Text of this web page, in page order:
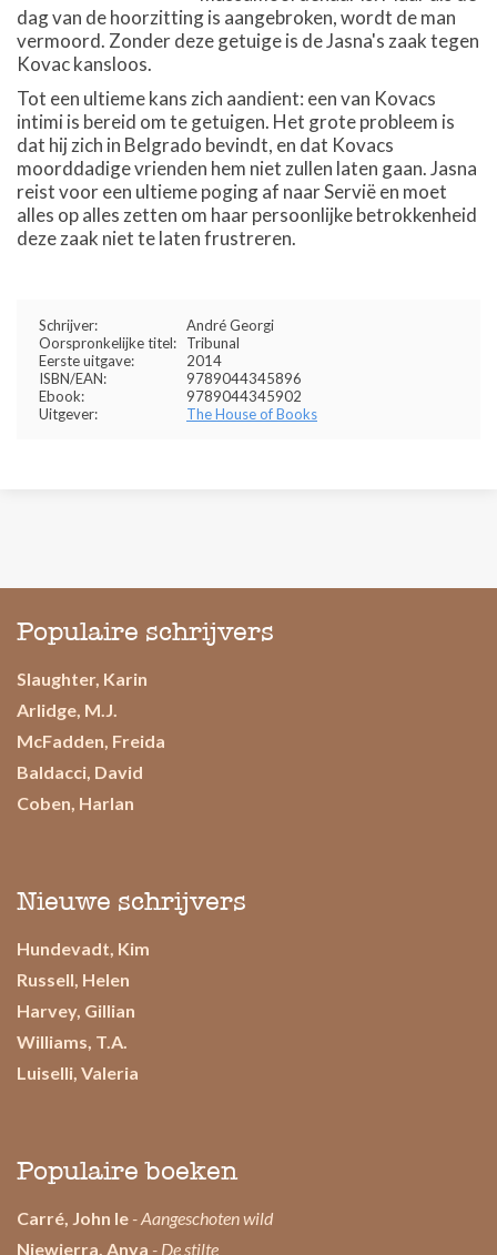
dag van de hoorzitting is aangebroken, wordt de man
vermoord. Zonder deze getuige is de Jasna's zaak tegen
Kovac kansloos.
Tot een ultieme kans zich aandient: een van Kovacs
intimi is bereid om te getuigen. Het grote probleem is
dat hij zich in Belgrado bevindt, en dat Kovacs
moorddadige vrienden hem niet zullen laten gaan. Jasna
reist voor een ultieme poging af naar Servië en moet
alles op alles zetten om haar persoonlijke betrokkenheid
deze zaak niet te laten frustreren.
Schrijver:
André Georgi
Oorspronkelijke titel:
Tribunal
Eerste uitgave:
2014
ISBN/EAN:
9789044345896
Ebook:
9789044345902
Uitgever:
The House of Books
Populaire schrijvers
Slaughter, Karin
Arlidge, M.J.
McFadden, Freida
Baldacci, David
Coben, Harlan
Nieuwe schrijvers
Hundevadt, Kim
Russell, Helen
Harvey, Gillian
Williams, T.A.
Luiselli, Valeria
Populaire boeken
Carré, John le - Aangeschoten wild
Niewierra, Anya - De stilte